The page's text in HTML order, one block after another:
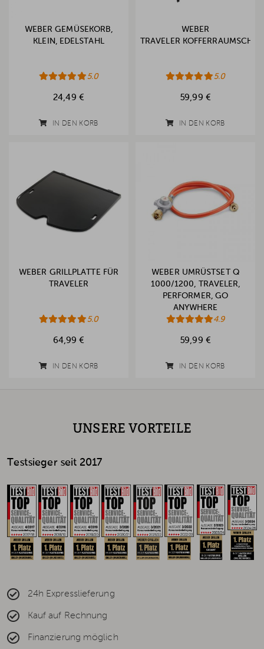
WEBER GEMÜSEKORB,
KLEIN, EDELSTAHL
5.0
24,49 €
IN DEN KORB
WEBER
TRAVELER
5.0
59,99 €
IN DEN KORB
WEBER GRILLPLATTE FÜR
TRAVELER
5.0
64,99 €
IN DEN KORB
WEBER UMRÜSTSET Q
1000/1200, TRAVELER,
PERFORMER, GO
ANYWHERE
4.9
59,99 €
IN DEN KORB
UNSERE VORTEILE
Testsieger seit 2017
24h Expresslieferung
Kauf auf Rechnung
Finanzierung möglich